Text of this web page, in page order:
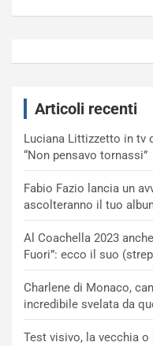
Articoli recenti
Luciana Littizzetto in tv
“Non pensavo tornassi”
Fabio Fazio lancia un
ascolteranno il tuo
Al Coachella 2023
Fuori”: ecco il suo
Charlene di Monaco,
incredibile svelata da
Test visivo, la vecchia o